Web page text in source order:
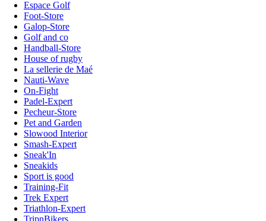
Espace Golf
Foot-Store
Galop-Store
Golf and co
Handball-Store
House of rugby
La sellerie de Maé
Nauti-Wave
On-Fight
Padel-Expert
Pecheur-Store
Pet and Garden
Slowood Interior
Smash-Expert
Sneak'In
Sneakids
Sport is good
Training-Fit
Trek Expert
Triathlon-Expert
TripnBikers